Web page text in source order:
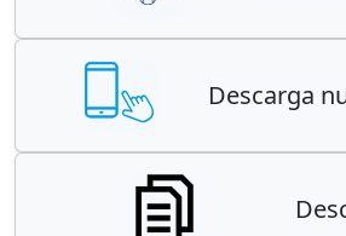
Descarga